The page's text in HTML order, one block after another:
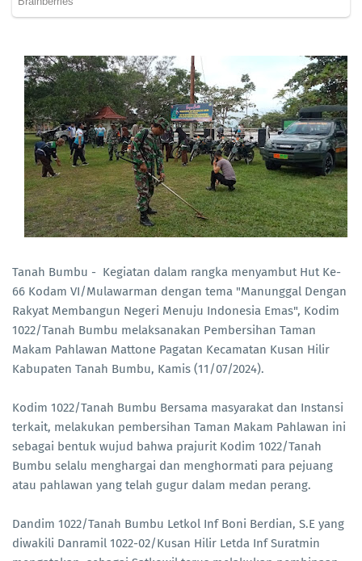
Tanah Bumbu - Kegiatan dalam rangka menyambut Hut Ke-
66 Kodam VI/Mulawarman dengan tema "Manunggal Dengan
Rakyat Membangun Negeri Menuju Indonesia Emas", Kodim
1022/Tanah Bumbu melaksanakan Pembersihan Taman
Makam Pahlawan Mattone Pagatan Kecamatan Kusan Hilir
Kabupaten Tanah Bumbu, Kamis (11/07/2024).
Kodim 1022/Tanah Bumbu Bersama masyarakat dan Instansi
terkait, melakukan pembersihan Taman Makam Pahlawan ini
sebagai bentuk wujud bahwa prajurit Kodim 1022/Tanah
Bumbu selalu menghargai dan menghormati para pejuang
atau pahlawan yang telah gugur dalam medan perang.
Dandim 1022/Tanah Bumbu Letkol Inf Boni Berdian, S.E yang
diwakili Danramil 1022-02/Kusan Hilir Letda Inf Suratmin